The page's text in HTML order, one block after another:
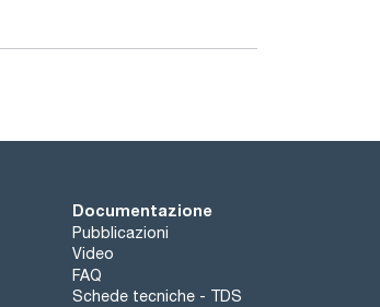
Documentazione
Pubblicazioni
Video
FAQ
Schede tecniche - TDS